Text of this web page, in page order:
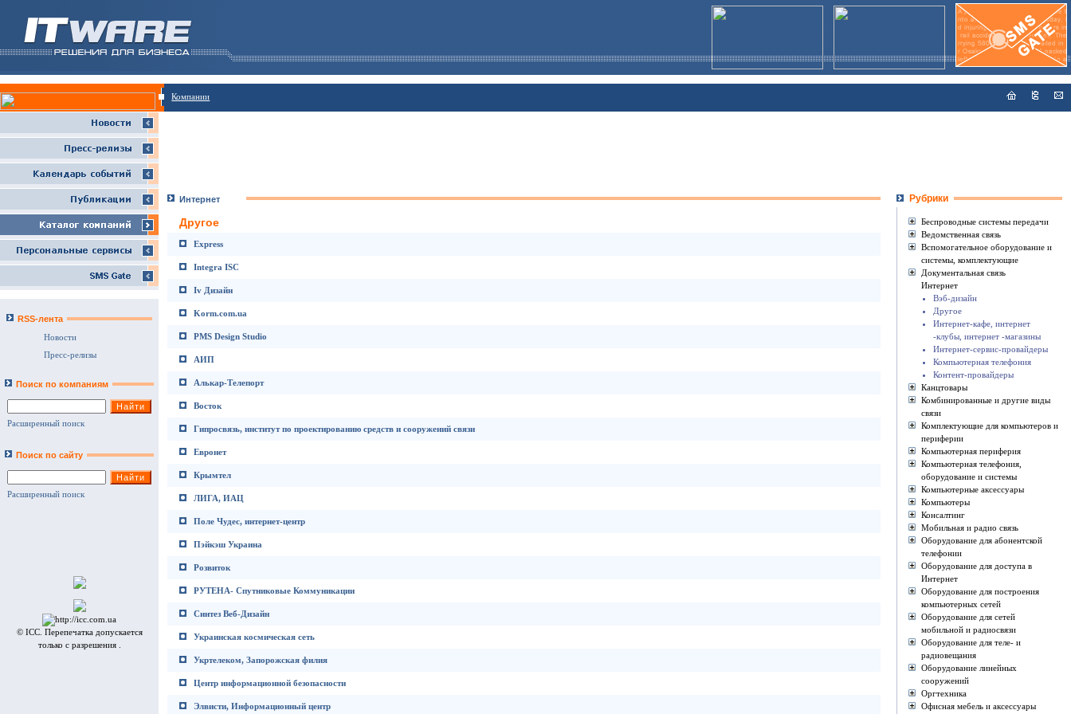
Компании
RSS-лента
Новости
Пресс-релизы
Поиск по компаниям
Расширенный поиск
Поиск по сайту
Расширенный поиск
© ICC. Перепечатка допускается
только с разрешения .
Интернет
Другое
Express
Integra ISC
Iv Дизайн
Korm.com.ua
PMS Design Studio
АИП
Алькар-Телепорт
Восток
Гипросвязь, институт по проектированию средств и сооружений связи
Евронет
Крымтел
ЛИГА, ИАЦ
Поле Чудес, интернет-центр
Пэйкэш Украина
Розвиток
РУТЕНА- Спутниковые Коммуникации
Синтез Веб-Дизайн
Украинская космическая сеть
Укртелеком, Запорожская филия
Центр информационной безопасности
Элвисти, Информационный центр
Рубрики
Беспроводные системы передачи
Ведомственная связь
Вспомогательное оборудование и
системы, комплектующие
Документальная связь
Интернет
Вэб-дизайн
Другое
Интернет-кафе, интернет
-клубы, интернет -магазины
Интернет-сервис-провайдеры
Компьютерная телефония
Контент-провайдеры
Канцтовары
Комбинированные и другие виды
связи
Комплектующие для компьютеров и
периферии
Компьютерная периферия
Компьютерная телефония,
оборудование и системы
Компьютерные аксессуары
Компьютеры
Консалтинг
Мобильная и радио связь
Оборудование для абонентской
телефонии
Оборудование для доступа в
Интернет
Оборудование для построения
компьютерных сетей
Оборудование для сетей
мобильной и радиосвязи
Оборудование для теле- и
радиовещания
Оборудование линейных
сооружений
Оргтехника
Офисная мебель и аксессуары